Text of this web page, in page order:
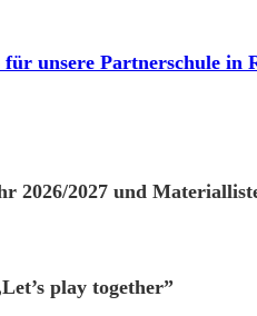
unsere Partnerschule in
2026/2027 und
play together”